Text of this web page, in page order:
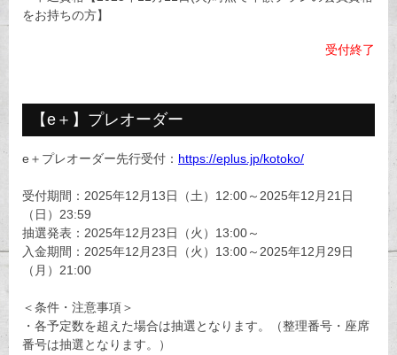
をお持ちの方】
受付終了
【e＋】プレオーダー
e＋プレオーダー先行受付： https://eplus.jp/kotoko/
受付期間：2025年12月13日（土）12:00～2025年12月21日
（日）23:59
抽選発表：2025年12月23日（火）13:00～
入金期間：2025年12月23日（火）13:00～2025年12月29日
（月）21:00
＜条件・注意事項＞
・各予定数を超えた場合は抽選となります。（整理番号・座席
番号は抽選となります。）